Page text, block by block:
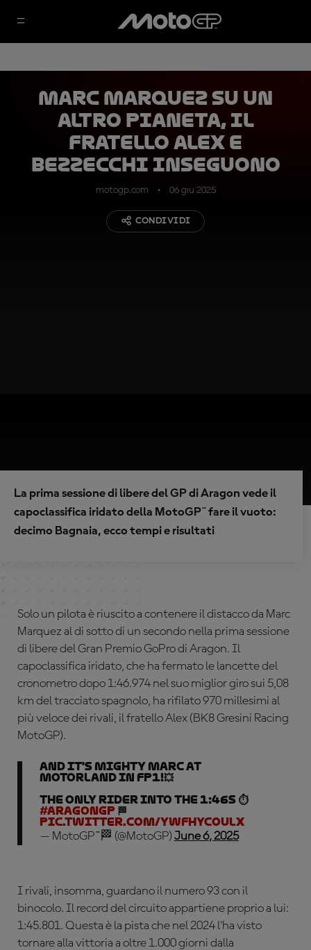
Marc Marquez su un
altro pianeta, il
fratello Alex e
Bezzecchi inseguono
motogp.com 06 giu 2025
CONDIVIDI
La prima sessione di libere del GP di Aragon vede il
capoclassifica iridato della MotoGP™ fare il vuoto:
decimo Bagnaia, ecco tempi e risultati
Solo un pilota è riuscito a contenere il distacco da Marc
Marquez al di sotto di un secondo nella prima sessione
di libere del Gran Premio GoPro di Aragon. Il
capoclassifica iridato, che ha fermato le lancette del
cronometro dopo 1:46.974 nel suo miglior giro sui 5,08
km del tracciato spagnolo, ha rifilato 970 millesimi al
più veloce dei rivali, il fratello Alex (BK8 Gresini Racing
MotoGP).
And it's mighty Marc at
MotorLand in FP1!💥
The only rider into the 1:46s ⏱️
#AragonGP 🏁
pic.twitter.com/yWfhYcOuLX
— MotoGP™🏁 (@MotoGP) June 6, 2025
I rivali, insomma, guardano il numero 93 con il
binocolo. Il record del circuito appartiene proprio a lui:
1:45.801. Questa è la pista che nel 2024 l’ha visto
tornare alla vittoria a oltre 1.000 giorni dalla